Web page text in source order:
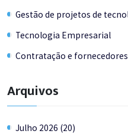
Gestão de projetos de
Tecnologia Empresarial
Contratação e
Arquivos
Julho 2026 (20)